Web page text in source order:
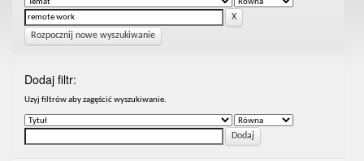
Rozpocznij nowe wyszukiwanie
Dodaj filtr:
Uzyj filtrów aby zagęścić wyszukiwanie.